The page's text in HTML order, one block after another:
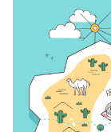
이벤트/웨비나
채용